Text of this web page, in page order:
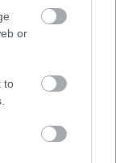
or
to
amelyeket
naptól kezdve
fel a figyelmet